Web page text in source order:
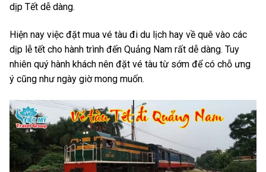
dịp Tết dễ dàng.
Hiện nay việc đặt mua vé tàu đi du lịch hay về quê vào các
dịp lễ tết cho hành trình đến Quảng Nam rất dễ dàng. Tuy
nhiên quý hành khách nên đặt vé tàu từ sớm để có chỗ ưng
ý cũng như ngày giờ mong muốn.